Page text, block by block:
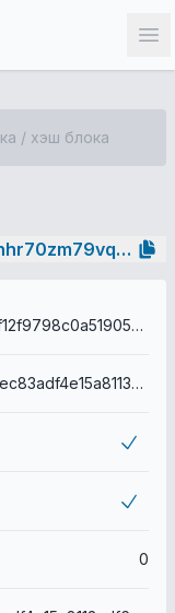
c7b729cf12f9798c0a51905dbaeb902f62b692adcec7f32d617a7fa758ae8573
00142921ec83adf4e15a8113adf65390e99dc7e78b7e
0